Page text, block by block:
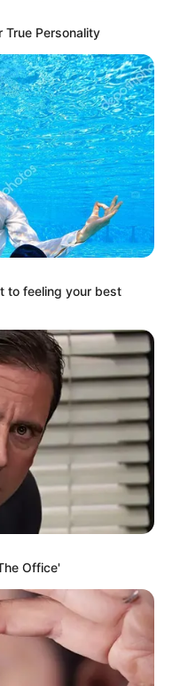
μιας και ο δρόμος
η χιονόπτωση στην
Φωτιάς
το
έλξης μιας
την Στενή
Φωτό: Στέλιος Φωτιάς
True Personality
to feeling your best
Office'